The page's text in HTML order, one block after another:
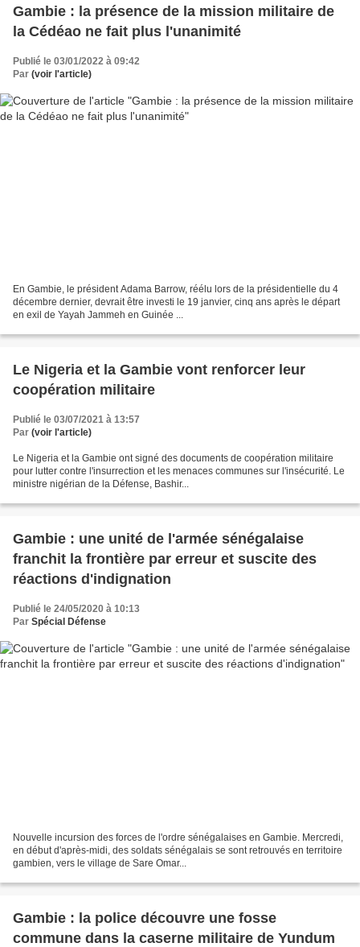
Gambie : la présence de la mission militaire de
la Cédéao ne fait plus l'unanimité
Publié le 03/01/2022 à 09:42
Par (voir l'article)
En Gambie, le président Adama Barrow, réélu lors de la présidentielle du 4
décembre dernier, devrait être investi le 19 janvier, cinq ans après le départ
en exil de Yayah Jammeh en Guinée ...
Le Nigeria et la Gambie vont renforcer leur
coopération militaire
Publié le 03/07/2021 à 13:57
Par (voir l'article)
Le Nigeria et la Gambie ont signé des documents de coopération militaire
pour lutter contre l'insurrection et les menaces communes sur l'insécurité. Le
ministre nigérian de la Défense, Bashir...
Gambie : une unité de l'armée sénégalaise
franchit la frontière par erreur et suscite des
réactions d'indignation
Publié le 24/05/2020 à 10:13
Par Spécial Défense
Nouvelle incursion des forces de l'ordre sénégalaises en Gambie. Mercredi,
en début d'après-midi, des soldats sénégalais se sont retrouvés en territoire
gambien, vers le village de Sare Omar...
Gambie : la police découvre une fosse
commune dans la caserne militaire de Yundum